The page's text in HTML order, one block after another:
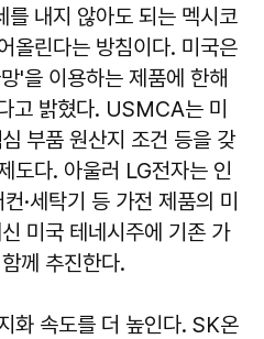
내지 않아도 되는 멕시코
올린다는 방침이다. 미국은
'을 이용하는 제품에 한해
고 밝혔다. USMCA는 미
부품 원산지 조건 등을 갖
도다. 아울러 LG전자는 인
·세탁기 등 가전 제품의 미
미국 테네시주에 기존 가
께 추진한다.
화 속도를 더 높인다. SK온